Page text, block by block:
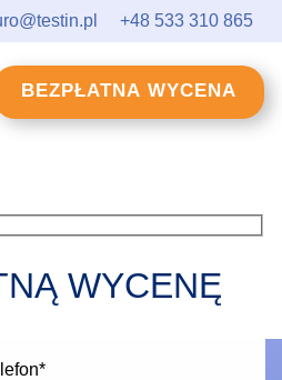
+48 533 310 865
BEZPŁATNA WYCENA
WYCENĘ